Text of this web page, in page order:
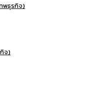
พธุรกิจ)
จ)